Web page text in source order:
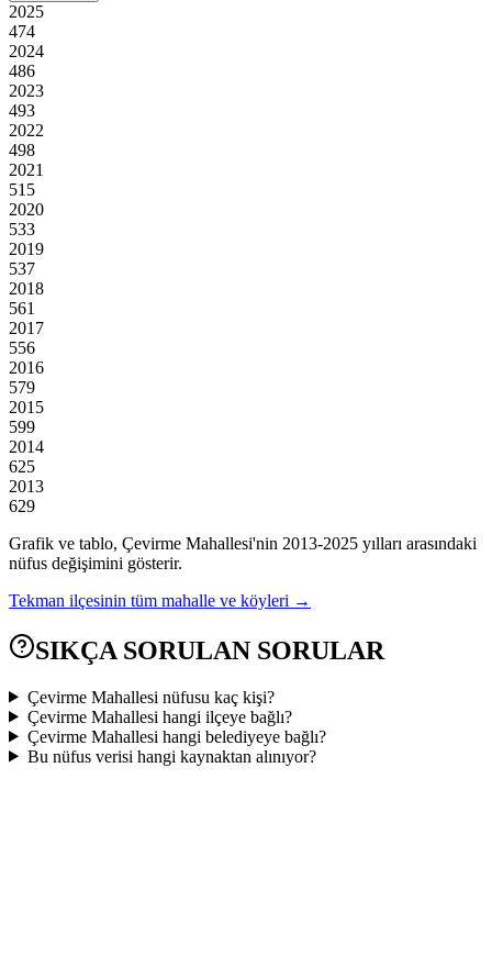
2025
474
2024
486
2023
493
2022
498
2021
515
2020
533
2019
537
2018
561
2017
556
2016
579
2015
599
2014
625
2013
629
Grafik ve tablo, Çevirme Mahallesi'nin 2013-2025 yılları arasındaki
nüfus değişimini gösterir.
Tekman ilçesinin tüm mahalle ve köyleri →
SIKÇA SORULAN SORULAR
Çevirme Mahallesi nüfusu kaç kişi?
Çevirme Mahallesi hangi ilçeye bağlı?
Çevirme Mahallesi hangi belediyeye bağlı?
Bu nüfus verisi hangi kaynaktan alınıyor?